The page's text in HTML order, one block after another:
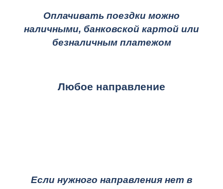
Оплачивать поездки можно
наличными, банковской картой или
безналичным платежом
Любое направление
Если нужного направления нет в